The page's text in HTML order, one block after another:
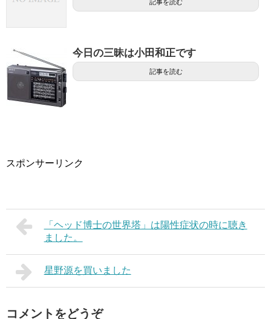
記事を読む
今日の三昧は小田和正です
記事を読む
スポンサーリンク
「ヘッド博士の世界塔」は陽性症状の時に聴き
ました。
星野源を買いました
コメントをどうぞ